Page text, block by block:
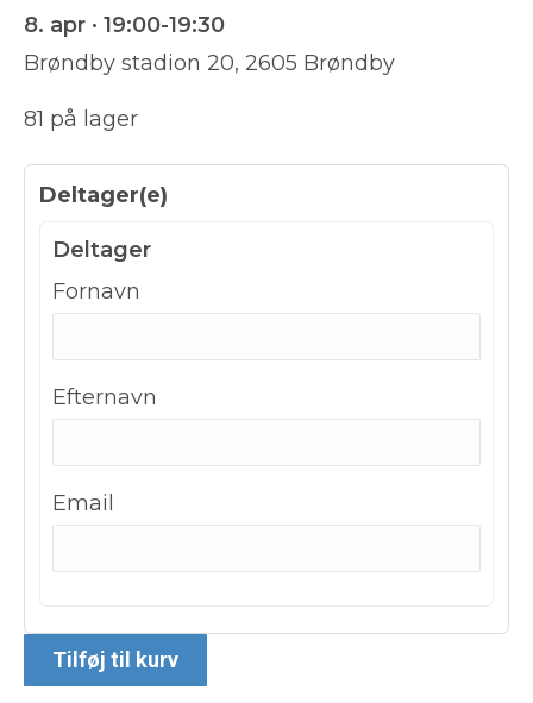
8. apr · 19:00-19:30
Brøndby stadion 20, 2605 Brøndby
81 på lager
Deltager(e)
Deltager
Fornavn
Efternavn
Email
Tilføj til kurv